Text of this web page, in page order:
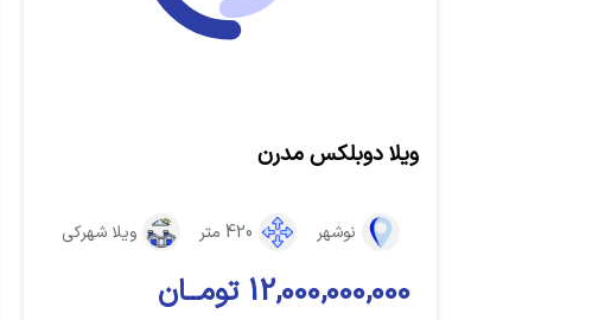
ویلا دوبلکس مدرن
نوشهر 420 متر ویلا شهرکی
12,000,000,000 تومــان